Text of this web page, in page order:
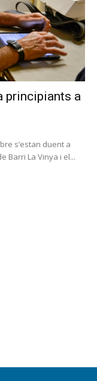
principiants a
s’estan duent a
Barri La Vinya i el...